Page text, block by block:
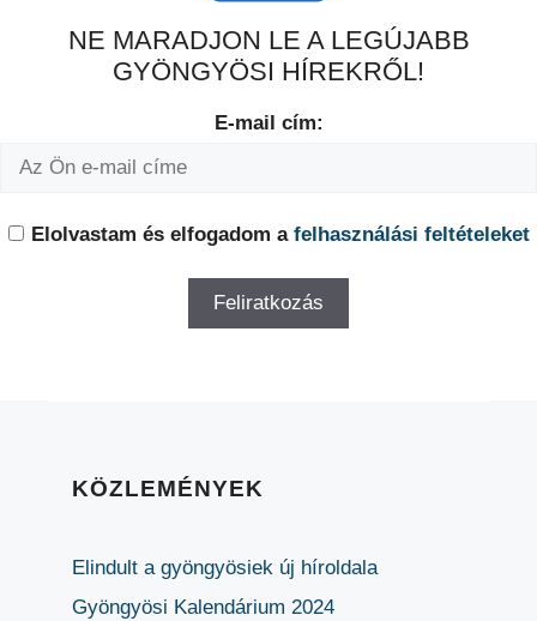
NE MARADJON LE A LEGÚJABB
GYÖNGYÖSI HÍREKRŐL!
E-mail cím:
Elolvastam és elfogadom a felhasználási feltételeket
KÖZLEMÉNYEK
Elindult a gyöngyösiek új híroldala
Gyöngyösi Kalendárium 2024